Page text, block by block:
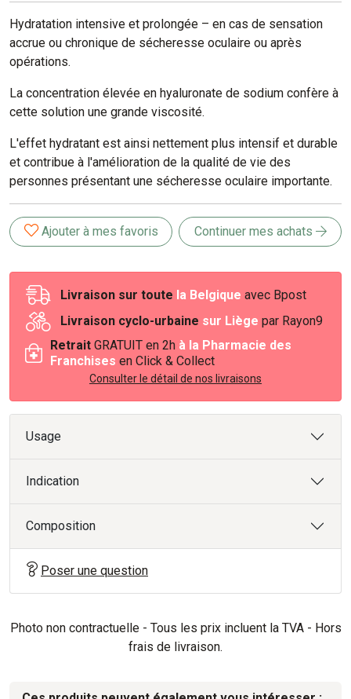
Hydratation intensive et prolongée – en cas de sensation
accrue ou chronique de sécheresse oculaire ou après
opérations.
La concentration élevée en hyaluronate de sodium confère à
cette solution une grande viscosité.
L'effet hydratant est ainsi nettement plus intensif et durable
et contribue à l'amélioration de la qualité de vie des
personnes présentant une sécheresse oculaire importante.
Ajouter à mes favoris Continuer mes achats
Livraison sur toute la Belgique avec Bpost
Livraison cyclo-urbaine sur Liège par Rayon9
Retrait GRATUIT en 2h à la Pharmacie des
Franchises en Click & Collect
Consulter le détail de nos livraisons
Usage
Indication
Composition
Poser une question
Photo non contractuelle - Tous les prix incluent la TVA - Hors
frais de livraison.